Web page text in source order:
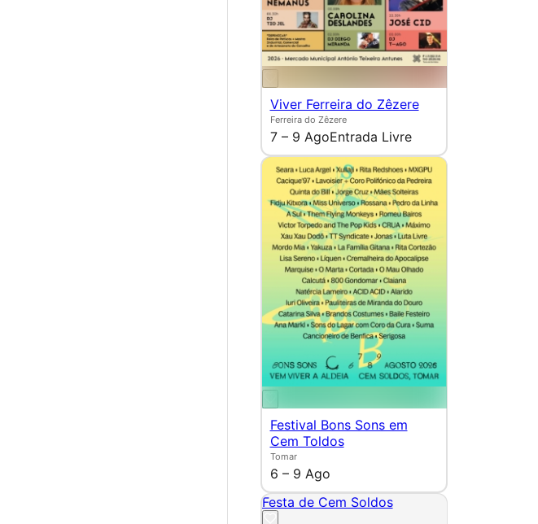
Viver Ferreira do Zêzere
Ferreira do Zêzere
7 – 9 AgoEntrada Livre
Festival Bons Sons em
Cem Toldos
Tomar
6 – 9 Ago
Festa de Cem Soldos